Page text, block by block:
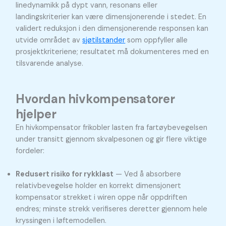
linedynamikk på dypt vann, resonans eller
landingskriterier kan være dimensjonerende i stedet. En
validert reduksjon i den dimensjonerende responsen kan
utvide området avsjøtilstander som oppfyller alle
prosjektkriteriene; resultatet må dokumenteres med en
tilsvarende analyse.
Hvordan hivkompensatorer
hjelper
En hivkompensator frikobler lasten fra fartøybevegelsen
under transitt gjennom skvalpesonen og gir flere viktige
fordeler:
Redusert risiko for rykklast — Ved å absorbere
relativbevegelse holder en korrekt dimensjonert
kompensator strekket i wiren oppe når oppdriften
endres; minste strekk verifiseres deretter gjennom hele
kryssingen i løftemodellen.